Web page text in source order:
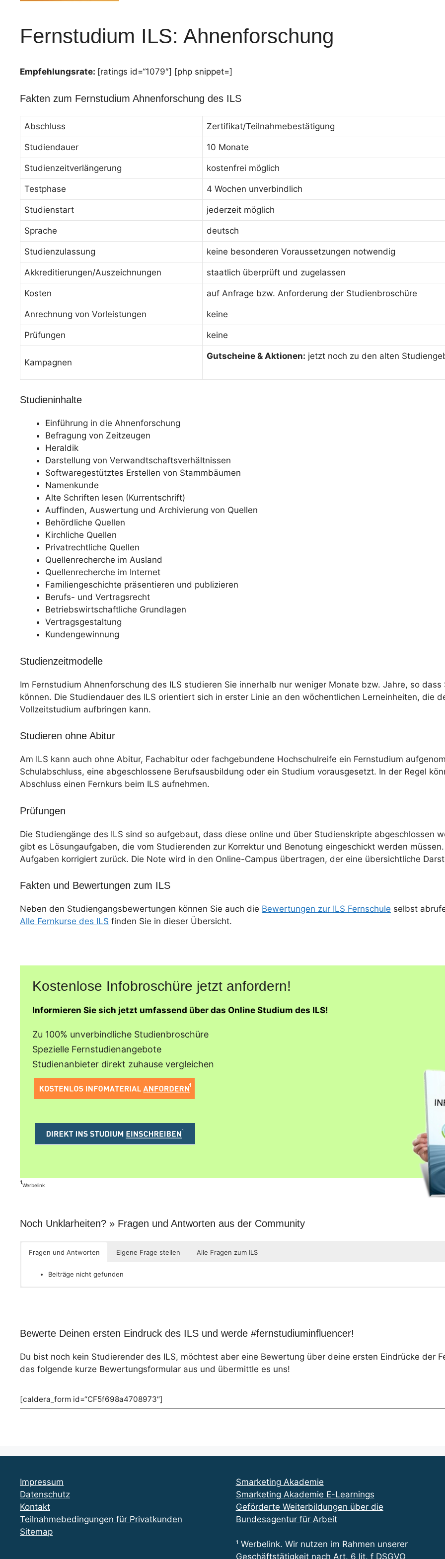
Fernstudium ILS: Ahnenforschung
Empfehlungsrate: [ratings id=“1079″] [php snippet=]
Fakten zum Fernstudium Ahnenforschung des ILS
Abschluss Zertifikat/Teilnahmebestätigung
Studiendauer 10 Monate
Studienzeitverlängerung kostenfrei möglich
Testphase 4 Wochen unverbindlich
Studienstart jederzeit möglich
Sprache deutsch
Studienzulassung keine besonderen Voraussetzungen notwendig
Akkreditierungen/Auszeichnungen staatlich überprüft und zugelassen
Kosten auf Anfrage bzw. Anforderung der Studienbroschüre
Anrechnung von Vorleistungen keine
Prüfungen keine
Kampagnen
Gutscheine & Aktionen: jetzt noch zu den alten
Studieninhalte
Einführung in die Ahnenforschung
Befragung von Zeitzeugen
Heraldik
Darstellung von Verwandtschaftsverhältnissen
Softwaregestütztes Erstellen von Stammbäumen
Namenkunde
Alte Schriften lesen (Kurrentschrift)
Auffinden, Auswertung und Archivierung von Quellen
Behördliche Quellen
Kirchliche Quellen
Privatrechtliche Quellen
Quellenrecherche im Ausland
Quellenrecherche im Internet
Familiengeschichte präsentieren und publizieren
Berufs- und Vertragsrecht
Betriebswirtschaftliche Grundlagen
Vertragsgestaltung
Kundengewinnung
Studienzeitmodelle
Im Fernstudium Ahnenforschung des ILS studieren Sie innerhalb nur weniger Monate bzw. Jahre, so
können. Die Studiendauer des ILS orientiert sich in erster Linie an den wöchentlichen Lerneinheiten, die
Vollzeitstudium aufbringen kann.
Studieren ohne Abitur
Am ILS kann auch ohne Abitur, Fachabitur oder fachgebundene Hochschulreife ein Fernstudium
Schulabschluss, eine abgeschlossene Berufsausbildung oder ein Studium vorausgesetzt. In der Regel
Abschluss einen Fernkurs beim ILS aufnehmen.
Prüfungen
Die Studiengänge des ILS sind so aufgebaut, dass diese online und über Studienskripte abgeschlossen
gibt es Lösungaufgaben, die vom Studierenden zur Korrektur und Benotung eingeschickt werden
Aufgaben korrigiert zurück. Die Note wird in den Online-Campus übertragen, der eine übersichtliche
Fakten und Bewertungen zum ILS
Neben den Studiengangsbewertungen können Sie auch die Bewertungen zur ILS Fernschule selbst
Alle Fernkurse des ILS finden Sie in dieser Übersicht.
Kostenlose Infobroschüre jetzt anfordern!
Informieren Sie sich jetzt umfassend über das Online Studium des ILS!
Zu 100% unverbindliche Studienbroschüre
Spezielle Fernstudienangebote
Studienanbieter direkt zuhause vergleichen
¹Werbelink
Noch Unklarheiten? » Fragen und Antworten aus der Community
Fragen und Antworten Eigene Frage stellen Alle Fragen zum ILS
Beiträge nicht gefunden
Bewerte Deinen ersten Eindruck des ILS und werde #fernstudiuminfluencer!
Du bist noch kein Studierender des ILS, möchtest aber eine Bewertung über deine ersten Eindrücke der
das folgende kurze Bewertungsformular aus und übermittle es uns!
[caldera_form id=“CF5f698a4708973″]
Impressum
Datenschutz
Kontakt
Teilnahmebedingungen für Privatkunden
Sitemap
Smarketing Akademie
Smarketing Akademie E-Learnings
Geförderte Weiterbildungen über die
Bundesagentur für Arbeit
¹ Werbelink. Wir nutzen im Rahmen unserer
Geschäftstätigkeit nach Art. 6 lit. f DSGVO